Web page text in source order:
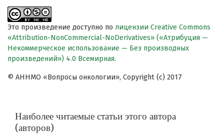
Это произведение доступно по лицензии Creative Commons
«Attribution-NonCommercial-NoDerivatives» («Атрибуция —
Некоммерческое использование — Без производных
произведений») 4.0 Всемирная.
© АННМО «Вопросы онкологии», Copyright (c) 2017
Наиболее читаемые статьи этого автора
(авторов)